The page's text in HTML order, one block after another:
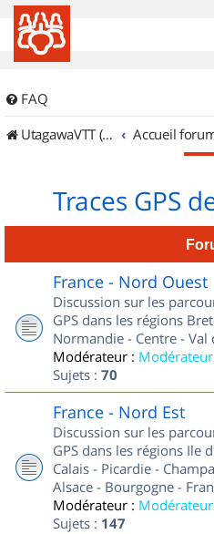
FAQ
UtagawaVTT (Randos VTT et VTTAE avec traces GPS)
Accueil
Traces GPS
France - Nord Ouest
Discussion sur les
GPS dans les régions
Normandie - Centre - Val
Modérateur :
Sujets : 70
France - Nord Est
Discussion sur les
GPS dans les régions Ile
Calais - Picardie -
Alsace - Bourgogne -
Modérateur :
Sujets : 147